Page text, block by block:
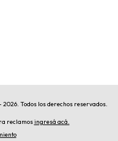
2026. Todos los derechos reservados.
reclamosingresá acá.